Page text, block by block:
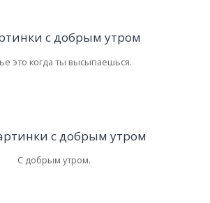
это когда ты высыпаешься.
С добрым утром.